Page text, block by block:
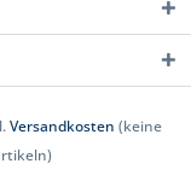
Versandkosten (keine